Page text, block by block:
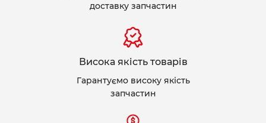
доставку запчастин
Висока якість товарів
Гарантуємо високу якість
запчастин